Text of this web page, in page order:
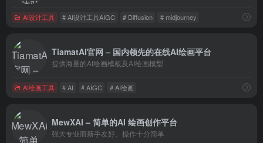
AI设计工具 # AI设计工具AIGC # Diffusion # midjourney
TiamatAI官网 – 国内领先的在线AI绘画平台
提供海量的AI绘画模板及AI绘画模型
AI绘画工具 # AI # AIGC # AI绘画
MewXAI – 简单的AI 绘画创作平台
强大专业而新手友好、操作十分简单